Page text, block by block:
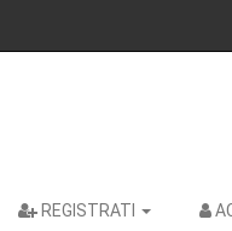
REGISTRATI